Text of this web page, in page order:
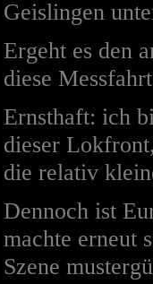
Geislingen
Ergeht es den
diese
Ernsthaft: ich
dieser
die relativ
Dennoch ist
machte erneut
Szene